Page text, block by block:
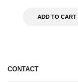
ADD TO CART
CONTACT